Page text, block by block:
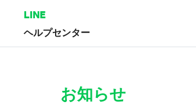
LINE
ヘルプセンター
お知らせ